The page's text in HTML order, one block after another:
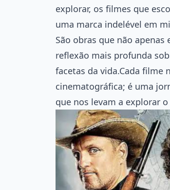
explorar, os filmes que
uma marca indelével em
São obras que não
reflexão mais profunda
facetas da vida.Cada filme
cinematográfica; é uma
que nos levam a explorar